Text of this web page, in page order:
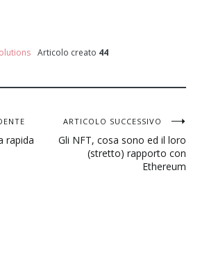
Articolo creato 44
rapida
ARTICOLO SUCCESSIVO
Gli NFT, cosa sono ed il loro
(stretto) rapporto con
Ethereum